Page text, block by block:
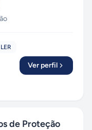
Ver perfil
de Proteção